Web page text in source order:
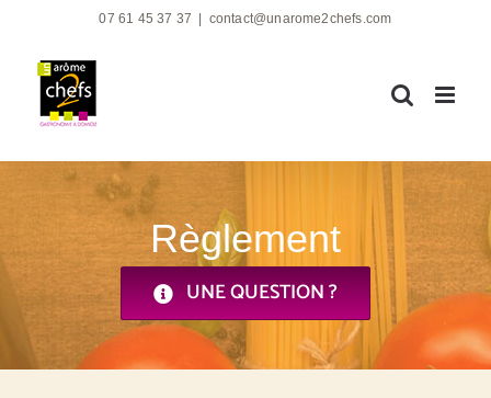
contenu
07 61 45 37 37 contact@unarome2chefs.com
Règlement
UNE QUESTION ?